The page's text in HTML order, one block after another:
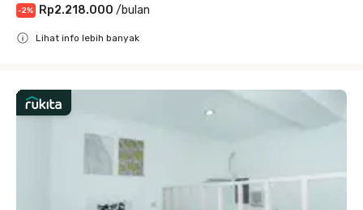
-2% Rp2.218.000 /bulan
Lihat info lebih banyak